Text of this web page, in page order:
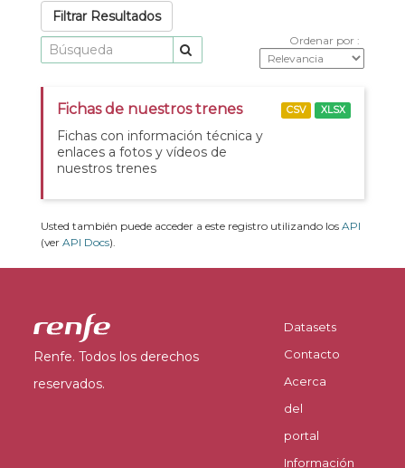
Filtrar Resultados
Ordenar por
Fichas de nuestros trenes
Fichas con información técnica y
enlaces a fotos y vídeos de
nuestros trenes
CSV XLSX
Usted también puede acceder a este registro utilizando los API
(ver API Docs).
Renfe. Todos los derechos
reservados.
Datasets
Contacto
Acerca
del
portal
Información